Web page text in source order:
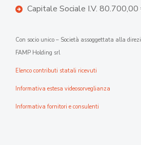
Capitale Sociale I.V. 80.700,00
Con socio unico – Società assoggettata alla
FAMP Holding srl
Elenco contributi statali ricevuti
Informativa estesa videosorveglianza
Informativa fornitori e consulenti